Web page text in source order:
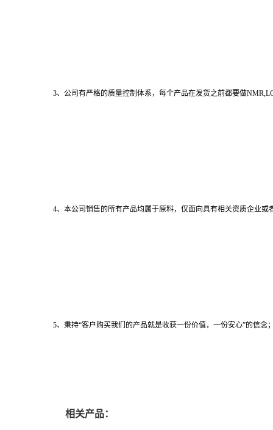
3、公司有严格的质量控制体系，每个产品在发货之前都要做
4、本公司销售的所有产品均属于原料，仅面向具有相关资质企业
5、秉持“客户购买我们的产品就是收获一份价值，一份安心”的信念
相关产品：